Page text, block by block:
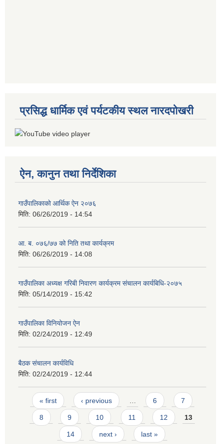
प्रसिद्ध धार्मिक एवं पर्यटकीय स्थल नारदपोखरी
ऐन, कानुन तथा निर्देशिका
गाउँपालिकाको आर्थिक ऐन २०७६
मिति: 06/26/2019 - 14:54
आ. ब. ०७६/७७ को निति तथा कार्यक्रम
मिति: 06/26/2019 - 14:08
गाउँपालिका अध्यक्ष गरिबी निवारण कार्यक्रम संचालन कार्यबिधि-२०७५
मिति: 05/14/2019 - 15:42
गाउँपालिका विनियोजन ऐन
मिति: 02/24/2019 - 12:49
बैठक संचालन कार्यविधि
मिति: 02/24/2019 - 12:44
Pages
« first ‹ previous 6 7
8 9 10 11 12 13
14 next › last »